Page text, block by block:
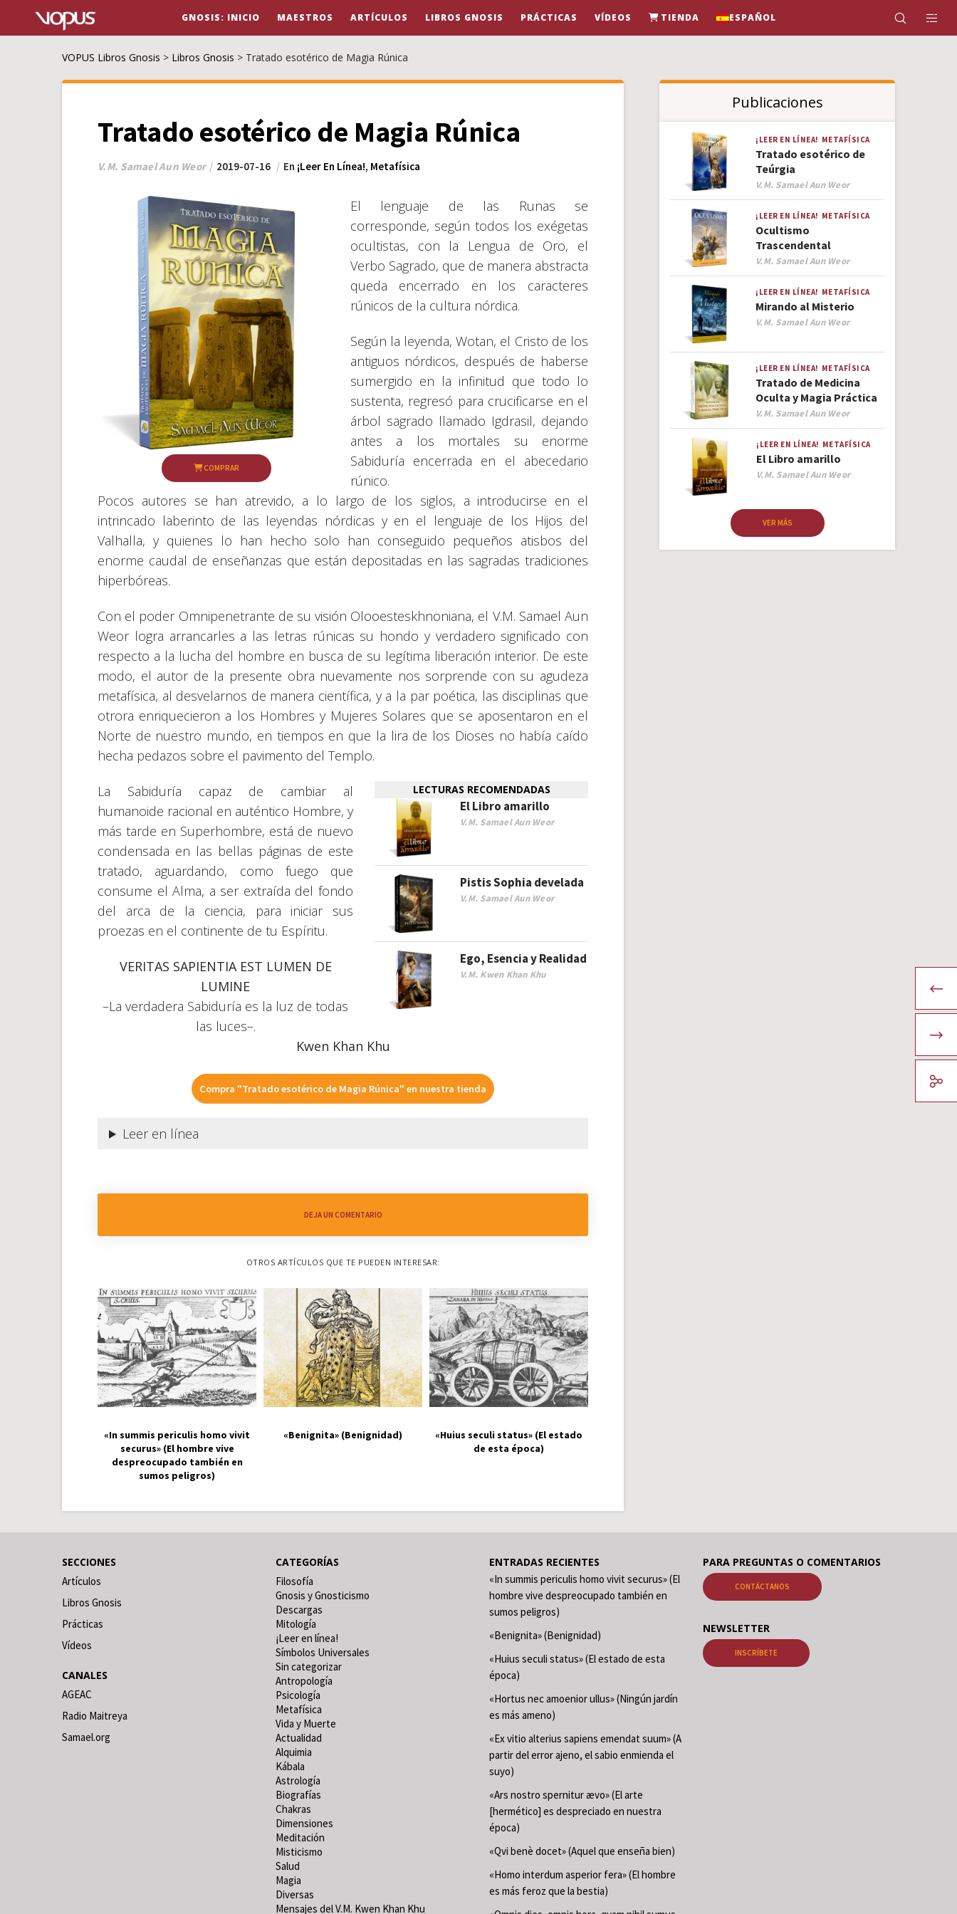
GNOSIS: INICIO MAESTROS ARTÍCULOS LIBROS GNOSIS PRÁCTICAS VÍDEOS TIENDA ESPAÑOL
VOPUS Libros Gnosis > Libros Gnosis > Tratado esotérico de Magia Rúnica
Tratado esotérico de Magia Rúnica
V.M. Samael Aun Weor 2019-07-16 En ¡Leer En Línea!, Metafísica
COMPRAR
El lenguaje de las Runas se
corresponde, según todos los exégetas
ocultistas, con la Lengua de Oro, el
Verbo Sagrado, que de manera abstracta
queda encerrado en los caracteres
rúnicos de la cultura nórdica.
Según la leyenda, Wotan, el Cristo de los
antiguos nórdicos, después de haberse
sumergido en la infinitud que todo lo
sustenta, regresó para crucificarse en el
árbol sagrado llamado Igdrasil, dejando
antes a los mortales su enorme
Sabiduría encerrada en el abecedario
rúnico.
Pocos autores se han atrevido, a lo largo de los siglos, a introducirse en el
intrincado laberinto de las leyendas nórdicas y en el lenguaje de los Hijos del
Valhalla, y quienes lo han hecho solo han conseguido pequeños atisbos del
enorme caudal de enseñanzas que están depositadas en las sagradas tradiciones
hiperbóreas.
Con el poder Omnipenetrante de su visión Olooesteskhnoniana, el V.M. Samael Aun
Weor logra arrancarles a las letras rúnicas su hondo y verdadero significado con
respecto a la lucha del hombre en busca de su legítima liberación interior. De este
modo, el autor de la presente obra nuevamente nos sorprende con su agudeza
metafísica, al desvelarnos de manera científica, y a la par poética, las disciplinas que
otrora enriquecieron a los Hombres y Mujeres Solares que se aposentaron en el
Norte de nuestro mundo, en tiempos en que la lira de los Dioses no había caído
hecha pedazos sobre el pavimento del Templo.
LECTURAS RECOMENDADAS
El Libro amarillo
V.M. Samael Aun Weor
Pistis Sophia develada
V.M. Samael Aun Weor
Ego, Esencia y Realidad
V.M. Kwen Khan Khu
La Sabiduría capaz de cambiar al
humanoide racional en auténtico Hombre, y
más tarde en Superhombre, está de nuevo
condensada en las bellas páginas de este
tratado, aguardando, como fuego que
consume el Alma, a ser extraída del fondo
del arca de la ciencia, para iniciar sus
proezas en el continente de tu Espíritu.
VERITAS SAPIENTIA EST LUMEN DE
LUMINE
–La verdadera Sabiduría es la luz de todas
las luces–.
Kwen Khan Khu
Compra "Tratado esotérico de Magia Rúnica" en nuestra tienda
Leer en línea
DEJA UN COMENTARIO
OTROS ARTÍCULOS QUE TE PUEDEN INTERESAR:
«In summis periculis homo vivit
securus» (El hombre vive
despreocupado también en
sumos peligros)
«Benignita» (Benignidad)
«Huius seculi status» (El estado
de esta época)
Publicaciones
¡LEER EN LÍNEA! METAFÍSICA
Tratado esotérico de
Teúrgia
Author
V.M. Samael Aun Weor
¡LEER EN LÍNEA! METAFÍSICA
Ocultismo
Trascendental
Author
V.M. Samael Aun Weor
¡LEER EN LÍNEA! METAFÍSICA
Mirando al Misterio
Author
V.M. Samael Aun Weor
¡LEER EN LÍNEA! METAFÍSICA
Tratado de Medicina
Oculta y Magia Práctica
Author
V.M. Samael Aun Weor
¡LEER EN LÍNEA! METAFÍSICA
El Libro amarillo
Author
V.M. Samael Aun Weor
VER MÁS
SECCIONES
Artículos
Libros Gnosis
Prácticas
Vídeos
CANALES
AGEAC
Radio Maitreya
Samael.org
CATEGORÍAS
Filosofía
Gnosis y Gnosticismo
Descargas
Mitología
¡Leer en línea!
Símbolos Universales
Sin categorizar
Antropología
Psicología
Metafísica
Vida y Muerte
Actualidad
Alquimia
Kábala
Astrología
Biografías
Chakras
Dimensiones
Meditación
Misticismo
Salud
Magia
Diversas
Mensajes del V.M. Kwen Khan Khu
ENTRADAS RECIENTES
«In summis periculis homo vivit securus» (El
hombre vive despreocupado también en
sumos peligros)
«Benignita» (Benignidad)
«Huius seculi status» (El estado de esta
época)
«Hortus nec amoenior ullus» (Ningún jardín
es más ameno)
«Ex vitio alterius sapiens emendat suum» (A
partir del error ajeno, el sabio enmienda el
suyo)
«Ars nostro spernitur ævo» (El arte
[hermético] es despreciado en nuestra
época)
«Qvi benè docet» (Aquel que enseña bien)
«Homo interdum asperior fera» (El hombre
es más feroz que la bestia)
PARA PREGUNTAS O COMENTARIOS
CONTÁCTANOS
NEWSLETTER
INSCRÍBETE